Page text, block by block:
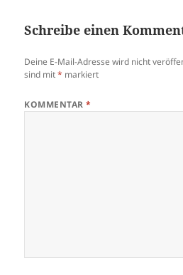
Schreibe einen
Deine E-Mail-Adresse wird nicht
sind mit* markiert
KOMMENTAR*